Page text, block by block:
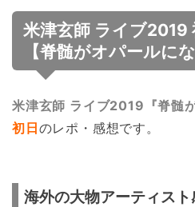
米津玄師 ライブ2019
【脊髄がオパールにな
米津玄師 ライブ2019『脊髄
初日のレポ・感想です。
海外の大物アーティスト